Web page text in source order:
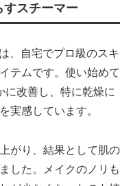
すスチーマー
、自宅でプロ級のスキ
テムです。使い始めて
に改善し、特に乾燥に
実感しています。
がり、結果として肌の
した。メイクのノリも